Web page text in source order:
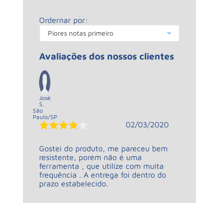
Ordernar por:
Piores notas primeiro
Avaliações dos nossos clientes
José
S.
São
Paulo/SP
02/03/2020
Gostei do produto, me pareceu bem
resistente, porém não é uma
ferramenta , que utilize com muita
frequência . A entrega foi dentro do
prazo estabelecido.